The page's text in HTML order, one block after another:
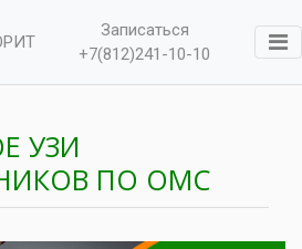
Записаться
+7(812)241-10-10
УЗИ
ПО ОМС